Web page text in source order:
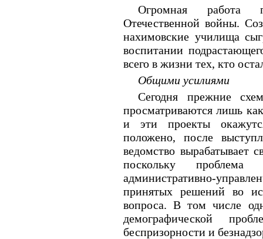
Огромная работа
Отечественной войны.
нахимовские училища
воспитании
всего в жизни тех, кто
Общими усилиями
Сегодня прежние
просматриваются лишь
и эти проекты
положено, после
ведомство
поскольку проблема
административно-
принятых решений во
вопроса. В том числе
демографической
беспризорности и